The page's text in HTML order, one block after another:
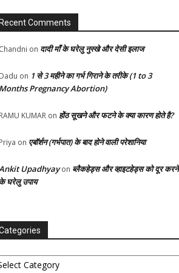
Comments
on दादी माँ के घरेलु नुस्खे और देसी इलाज
on 1 से 3 महीने का गर्भ गिराने के तरीके (1 to 3
Pregnancy Abortion)
KUMAR on होंठ सूखने और फटने के क्या कारण होते है?
on एबॉर्शन (गर्भपात) के बाद होने वाली परेशानिया
Upadhyayon ब्लैकहेड्स और व्हाइटहेड्स को दूर करने
घरेलु उपाय